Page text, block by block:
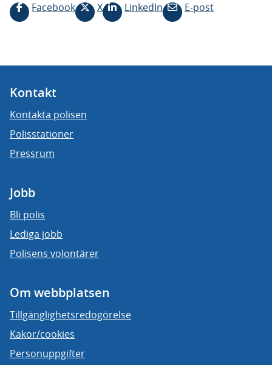
Facebook
X LinkedIn E-post
Kontakt
Kontakta polisen
Polisstationer
Pressrum
Jobb
Bli polis
Lediga jobb
Polisens volontärer
Om webbplatsen
Tillgänglighetsredogörelse
Kakor/cookies
Personuppgifter